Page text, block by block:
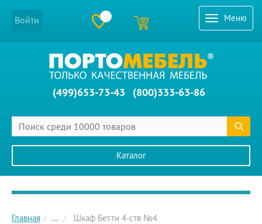
Меню
Войти
(499)653-73-43 (800)333-63-86
Каталог
Главное меню сайта
Главная ... Шкаф Бетти 4-ств №4